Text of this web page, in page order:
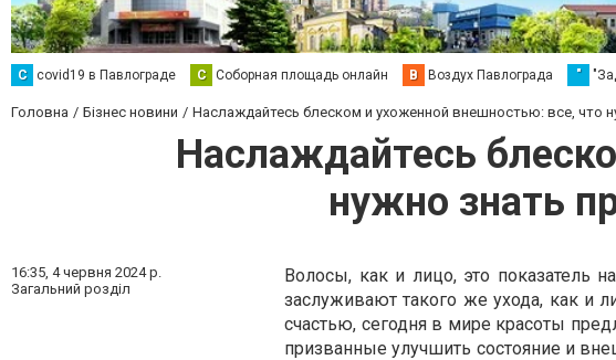
C covid19 в Павлограде С Соборная площадь онлайн В Воздух Павлограда "
Головна Бізнес новини Наслаждайтесь блеском и ухоженной внешностью: все, что
Наслаждайтесь
нужно знать
16:35, 4 червня 2024 р.
Загальний розділ
Волосы, как и лицо, это показатель
заслуживают такого же ухода, как и
счастью, сегодня в мире красоты
призванные улучшить состояние и